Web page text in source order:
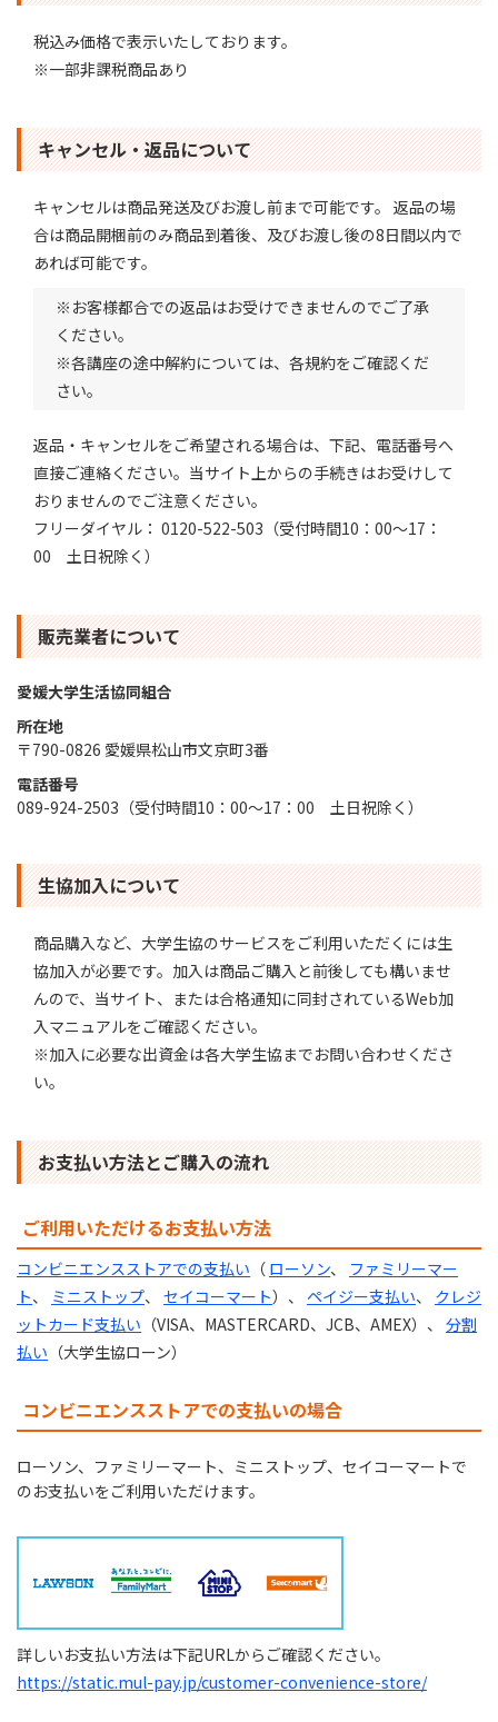
税込み価格で表示いたしております。
※一部非課税商品あり
キャンセル・返品について
キャンセルは商品発送及びお渡し前まで可能です。 返品の場
合は商品開梱前のみ商品到着後、及びお渡し後の8日間以内で
あれば可能です。
※お客様都合での返品はお受けできませんのでご了承
ください。
※各講座の途中解約については、各規約をご確認くだ
さい。
返品・キャンセルをご希望される場合は、下記、電話番号へ
直接ご連絡ください。当サイト上からの手続きはお受けして
おりませんのでご注意ください。
フリーダイヤル： 0120-522-503（受付時間10：00～17：
00 土日祝除く）
販売業者について
愛媛大学生活協同組合
所在地
〒790-0826 愛媛県松山市文京町3番
電話番号
089-924-2503（受付時間10：00～17：00 土日祝除く）
生協加入について
商品購入など、大学生協のサービスをご利用いただくには生
協加入が必要です。加入は商品ご購入と前後しても構いませ
んので、当サイト、または合格通知に同封されているWeb加
入マニュアルをご確認ください。
※加入に必要な出資金は各大学生協までお問い合わせくださ
い。
お支払い方法とご購入の流れ
ご利用いただけるお支払い方法
コンビニエンスストアでの支払い （ ローソン、 ファミリーマー
ト、 ミニストップ、 セイコーマート）、 ペイジー支払い、 クレジ
ットカード支払い （VISA、MASTERCARD、JCB、AMEX）、 分割
払い （大学生協ローン）
コンビニエンスストアでの支払いの場合
ローソン、ファミリーマート、ミニストップ、セイコーマートで
のお支払いをご利用いただけます。
詳しいお支払い方法は下記URLからご確認ください。
https://static.mul-pay.jp/customer-convenience-store/